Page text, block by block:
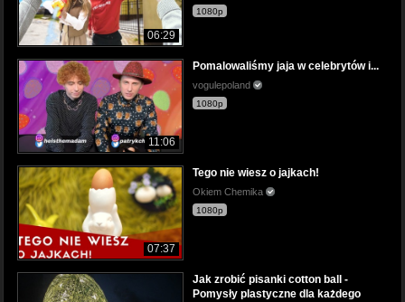
06:29
1080p
11:06
Pomalowaliśmy jaja w celebrytów i...
vogulepoland
1080p
07:37
Tego nie wiesz o jajkach!
Okiem Chemika
1080p
Jak zrobić pisanki cotton ball -
Pomysły plastyczne dla każdego